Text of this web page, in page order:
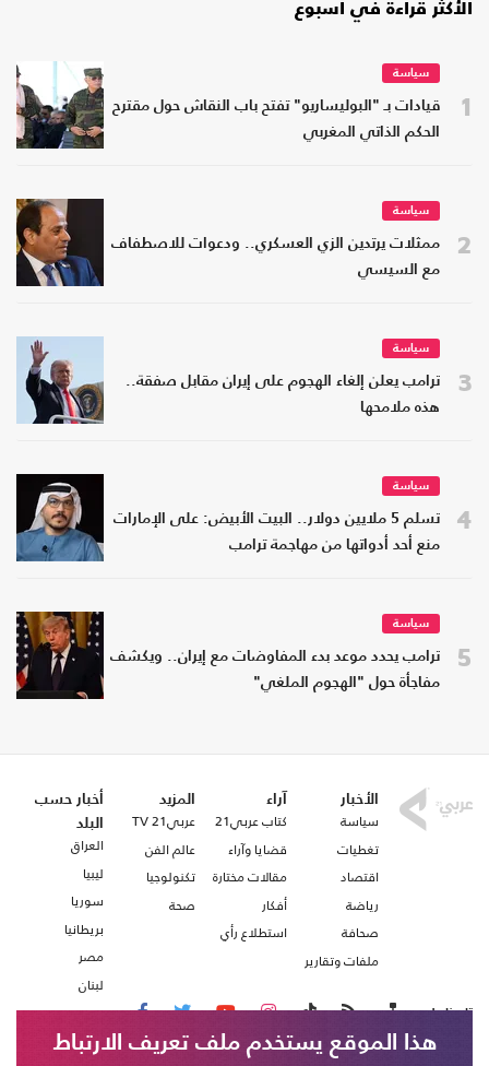
الأكثر قراءة في أسبوع
1
سياسة
قيادات بـ "البوليساريو" تفتح باب النقاش حول مقترح
الحكم الذاتي المغربي
2
سياسة
ممثلات يرتدين الزي العسكري.. ودعوات للاصطفاف
مع السيسي
3
سياسة
ترامب يعلن إلغاء الهجوم على إيران مقابل صفقة..
هذه ملامحها
4
سياسة
تسلم 5 ملايين دولار.. البيت الأبيض: على الإمارات
منع أحد أدواتها من مهاجمة ترامب
5
سياسة
ترامب يحدد موعد بدء المفاوضات مع إيران.. ويكشف
مفاجأة حول "الهجوم الملغي"
الأخبار
سياسة
تغطيات
اقتصاد
رياضة
صحافة
ملفات وتقارير
آراء
كتاب عربي21
قضايا وآراء
مقالات مختارة
أفكار
استطلاع رأي
المزيد
عربي21 TV
عالم الفن
تكنولوجيا
صحة
أخبار حسب
البلد
العراق
ليبيا
سوريا
بريطانيا
مصر
لبنان
تابعنا على
هذا الموقع يستخدم ملف تعريف الارتباط